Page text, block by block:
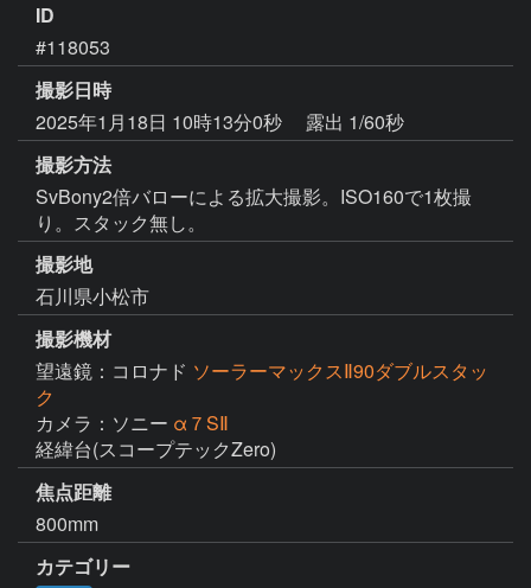
ID
#118053
撮影日時
2025年1月18日 10時13分0秒
露出 1/60秒
撮影方法
SvBony2倍バローによる拡大撮影。ISO160で1枚撮
り。スタック無し。
撮影地
石川県小松市
撮影機材
望遠鏡：コロナド ソーラーマックスⅡ90ダブルスタッ
ク
カメラ：ソニー α７SⅡ
経緯台(スコープテックZero)
焦点距離
800mm
カテゴリー